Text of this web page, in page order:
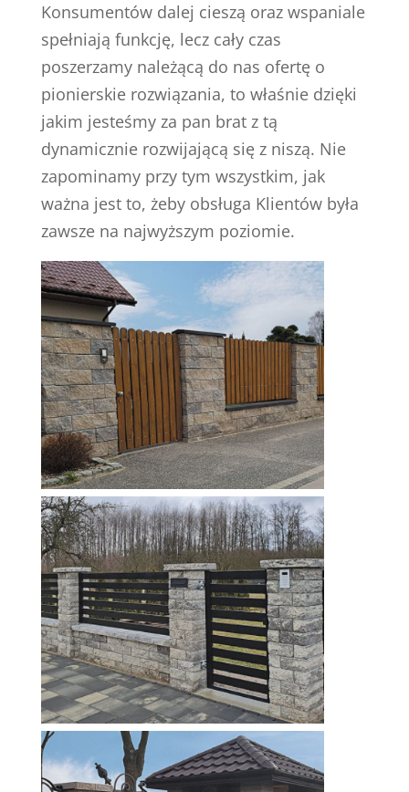
Konsumentów dalej cieszą oraz wspaniale
spełniają funkcję, lecz cały czas
poszerzamy należącą do nas ofertę o
pionierskie rozwiązania, to właśnie dzięki
jakim jesteśmy za pan brat z tą
dynamicznie rozwijającą się z niszą. Nie
zapominamy przy tym wszystkim, jak
ważna jest to, żeby obsługa Klientów była
zawsze na najwyższym poziomie.